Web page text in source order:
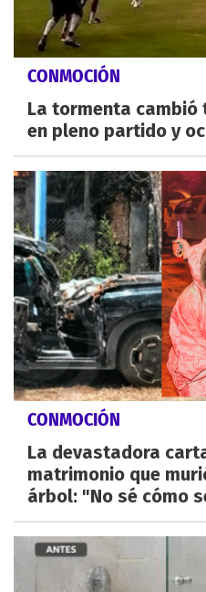
CONMOCIÓN
La tormenta cambió
en pleno partido y
CONMOCIÓN
La devastadora
matrimonio que
árbol: "No sé cómo